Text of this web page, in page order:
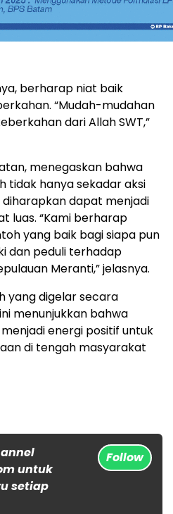
berharap niat baik
“Mudah-mudahan
dari Allah SWT,”
menegaskan bahwa
tidak hanya sekadar aksi
dapat menjadi
luas. “Kami berharap
yang baik bagi siapa pun
dan peduli terhadap
Meranti,” jelasnya.
yang digelar secara
menunjukkan bahwa
energi positif untuk
di tengah masyarakat
untuk
setiap
Follow